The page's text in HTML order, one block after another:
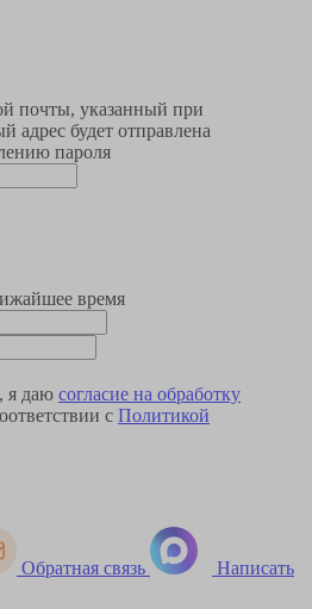
почты, указанный при
адрес будет отправлена
пароля
время
я даю согласие на обработку
с Политикой
Обратная связь Написать